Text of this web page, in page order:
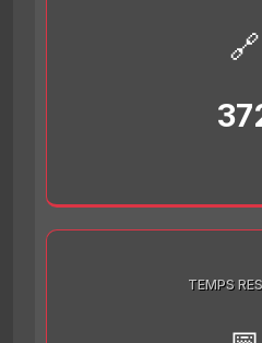
🔗
TEMPS